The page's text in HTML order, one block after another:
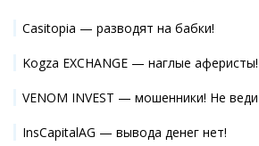
Casitopia — разводят на бабки!
Kogza EXCHANGE — наглые аферисты!
VENOM INVEST — мошенники! Не
InsCapitalAG — вывода денег нет!